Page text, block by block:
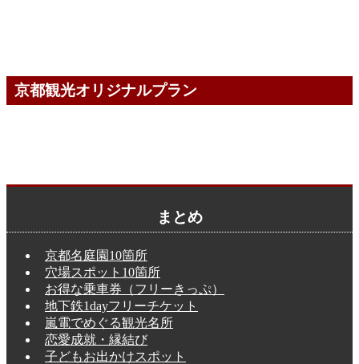
京都観光オリジナルプラン
まとめ
京都名庭園10箇所
穴場スポット10箇所
お得な乗車券（フリーきっぷ）
地下鉄1dayフリーチケット
嵐電でめぐる観光名所
恋愛成就・縁結び
子どもお出かけスポット